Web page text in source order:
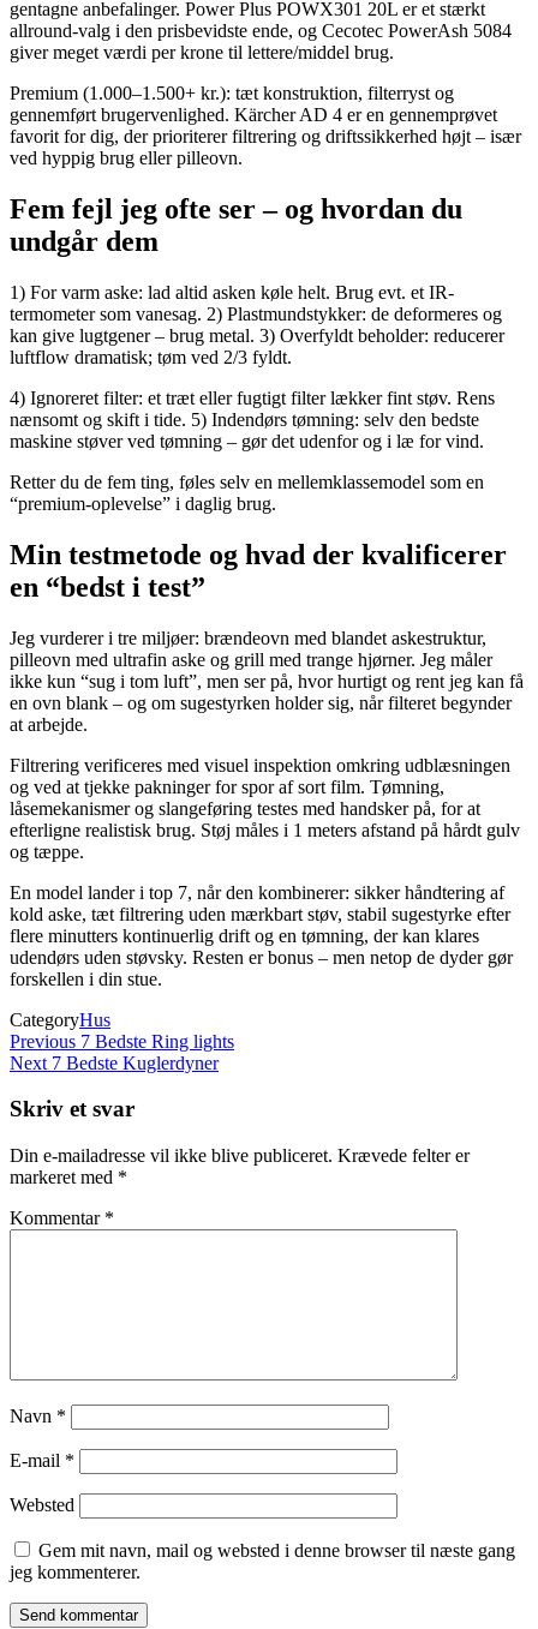
gentagne anbefalinger. Power Plus POWX301 20L er et stærkt
allround-valg i den prisbevidste ende, og Cecotec PowerAsh 5084
giver meget værdi per krone til lettere/middel brug.
Premium (1.000–1.500+ kr.): tæt konstruktion, filterryst og
gennemført brugervenlighed. Kärcher AD 4 er en gennemprøvet
favorit for dig, der prioriterer filtrering og driftssikkerhed højt – især
ved hyppig brug eller pilleovn.
Fem fejl jeg ofte ser – og hvordan du
undgår dem
1) For varm aske: lad altid asken køle helt. Brug evt. et IR-
termometer som vanesag. 2) Plastmundstykker: de deformeres og
kan give lugtgener – brug metal. 3) Overfyldt beholder: reducerer
luftflow dramatisk; tøm ved 2/3 fyldt.
4) Ignoreret filter: et træt eller fugtigt filter lækker fint støv. Rens
nænsomt og skift i tide. 5) Indendørs tømning: selv den bedste
maskine støver ved tømning – gør det udenfor og i læ for vind.
Retter du de fem ting, føles selv en mellemklassemodel som en
“premium-oplevelse” i daglig brug.
Min testmetode og hvad der kvalificerer
en “bedst i test”
Jeg vurderer i tre miljøer: brændeovn med blandet askestruktur,
pilleovn med ultrafin aske og grill med trange hjørner. Jeg måler
ikke kun “sug i tom luft”, men ser på, hvor hurtigt og rent jeg kan få
en ovn blank – og om sugestyrken holder sig, når filteret begynder
at arbejde.
Filtrering verificeres med visuel inspektion omkring udblæsningen
og ved at tjekke pakninger for spor af sort film. Tømning,
låsemekanismer og slangeføring testes med handsker på, for at
efterligne realistisk brug. Støj måles i 1 meters afstand på hårdt gulv
og tæppe.
En model lander i top 7, når den kombinerer: sikker håndtering af
kold aske, tæt filtrering uden mærkbart støv, stabil sugestyrke efter
flere minutters kontinuerlig drift og en tømning, der kan klares
udendørs uden støvsky. Resten er bonus – men netop de dyder gør
forskellen i din stue.
CategoryHus
Indlægsnavigation
Previous
Post
Previous 7 Bedste Ring lights
Next
Next 7 Bedste Kuglerdyner
Skriv et svar
Din e-mailadresse vil ikke blive publiceret. Krævede felter er
markeret med *
Kommentar *
Navn *
E-mail *
Websted
Gem mit navn, mail og websted i denne browser til næste gang
jeg kommenterer.